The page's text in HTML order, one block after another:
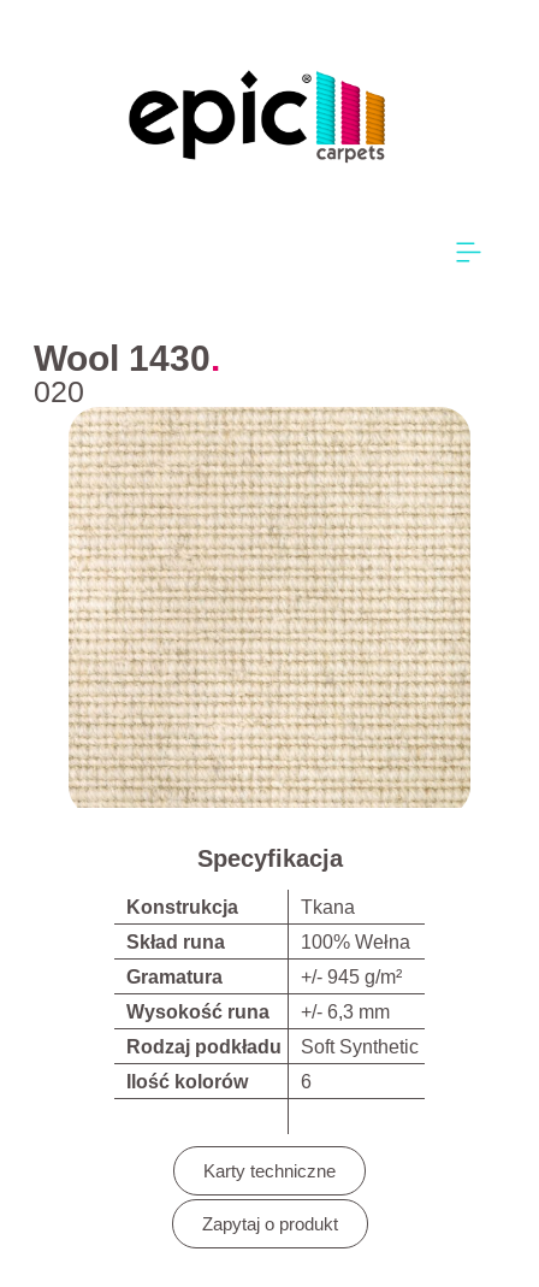
Wool 1430.
020
Specyfikacja
Konstrukcja
Tkana
Skład runa
100% Wełna
Gramatura
+/- 945 g/m²
Wysokość runa
+/- 6,3 mm
Rodzaj podkładu
Soft Synthetic
Ilość kolorów
6
Karty techniczne
Zapytaj o produkt